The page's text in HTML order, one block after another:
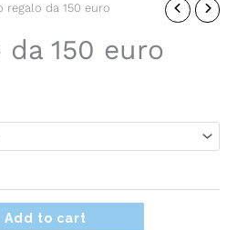
regalo da 150 euro
150 euro
Add to cart